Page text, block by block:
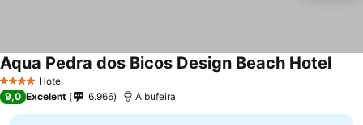
4 Stele Hotel
Aqua Pedra dos Bicos Design Beach Hotel
9,0 Excelent 6.966 Albufeira